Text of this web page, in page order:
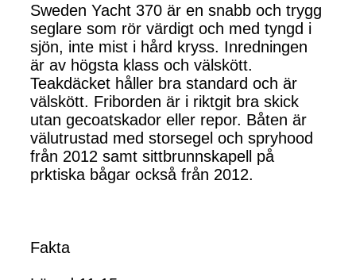
Sweden Yacht 370 är en snabb och trygg
seglare som rör värdigt och med tyngd i
sjön, inte mist i hård kryss. Inredningen
är av högsta klass och välskött.
Teakdäcket håller bra standard och är
välskött. Friborden är i riktgit bra skick
utan gecoatskador eller repor. Båten är
välutrustad med storsegel och spryhood
från 2012 samt sittbrunnskapell på
prktiska bågar också från 2012.
Fakta